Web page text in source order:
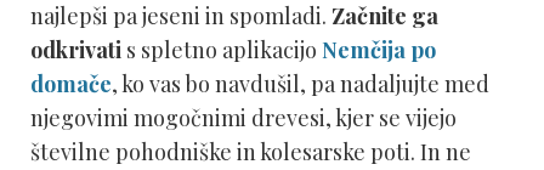
najlepši pa jeseni in spomladi. Začnite ga
odkrivati s spletno aplikacijo Nemčija po
domače, ko vas bo navdušil, pa nadaljujte med
njegovimi mogočnimi drevesi, kjer se vijejo
številne pohodniške in kolesarske poti. In ne